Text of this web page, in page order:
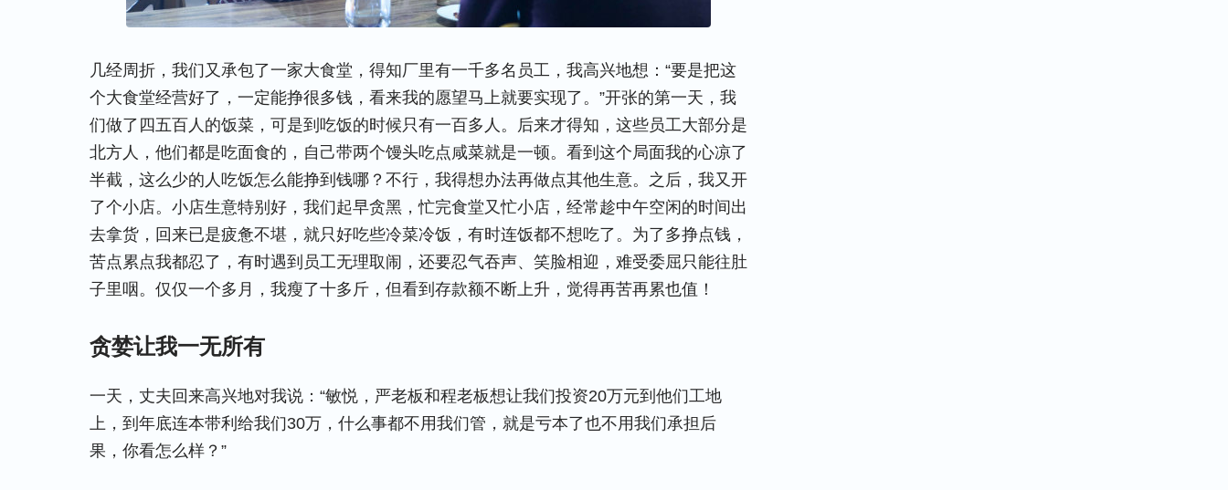
几经周折，我们又承包了一家大食堂，得知厂里有一千多名员工，我高兴地想：“要是把这
个大食堂经营好了，一定能挣很多钱，看来我的愿望马上就要实现了。”开张的第一天，我
们做了四五百人的饭菜，可是到吃饭的时候只有一百多人。后来才得知，这些员工大部分是
北方人，他们都是吃面食的，自己带两个馒头吃点咸菜就是一顿。看到这个局面我的心凉了
半截，这么少的人吃饭怎么能挣到钱哪？不行，我得想办法再做点其他生意。之后，我又开
了个小店。小店生意特别好，我们起早贪黑，忙完食堂又忙小店，经常趁中午空闲的时间出
去拿货，回来已是疲惫不堪，就只好吃些冷菜冷饭，有时连饭都不想吃了。为了多挣点钱，
苦点累点我都忍了，有时遇到员工无理取闹，还要忍气吞声、笑脸相迎，难受委屈只能往肚
子里咽。仅仅一个多月，我瘦了十多斤，但看到存款额不断上升，觉得再苦再累也值！
贪婪让我一无所有
一天，丈夫回来高兴地对我说：“敏悦，严老板和程老板想让我们投资20万元到他们工地
上，到年底连本带利给我们30万，什么事都不用我们管，就是亏本了也不用我们承担后
果，你看怎么样？”